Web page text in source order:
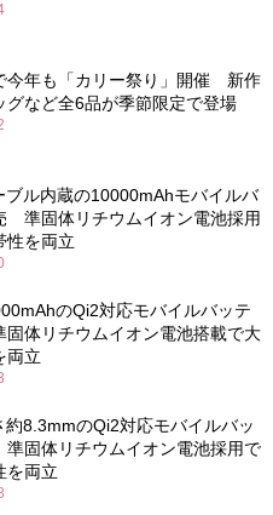
今年も「カリー祭り」開催 新作
グなど全6品が季節限定で登場
ブル内蔵の10000mAhモバイルバ
準固体リチウムイオン電池採用
性を両立
のQi2対応モバイルバッテ
体リチウムイオン電池搭載で大
両立
約8.3mmのQi2対応モバイルバッ
固体リチウムイオン電池採用で
を両立